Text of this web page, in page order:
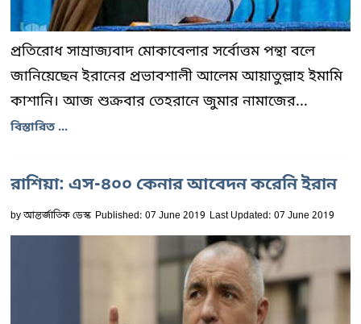
প্রতিরোধ সাম্রাজ্যবাদ মোকাবেলার সর্বোত্তম পন্থা বলে
জানিয়েছেন ইরানের প্রভাবশালী আলেম আয়াতুল্লাহ ইমামি
কাশানি। আজ শুক্রবার তেহরানে জুমার নামাজের...
বিস্তারিত ...
রাশিয়া: এস-৪০০ কেনার আবেদন করেনি ইরান
byআন্তর্জাতিক ডেস্ক Published: 07 June 2019 Last Updated: 07 June 2019